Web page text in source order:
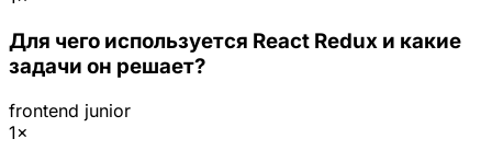
Для чего используется React Redux и какие
задачи он решает?
frontend junior
1×